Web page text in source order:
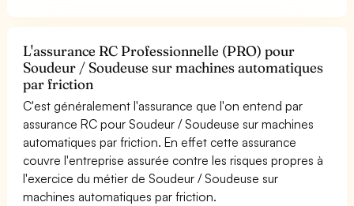
L'assurance RC Professionnelle (PRO) pour
Soudeur / Soudeuse sur machines automatiques
par friction
C'est généralement l'assurance que l'on entend par
assurance RC pour Soudeur / Soudeuse sur machines
automatiques par friction. En effet cette assurance
couvre l'entreprise assurée contre les risques propres à
l'exercice du métier de Soudeur / Soudeuse sur
machines automatiques par friction.